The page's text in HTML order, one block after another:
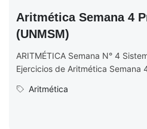
Aritmética Semana 4
(UNMSM)
ARITMÉTICA Semana N° 4
Ejercicios de Aritmética Semana
Aritmética